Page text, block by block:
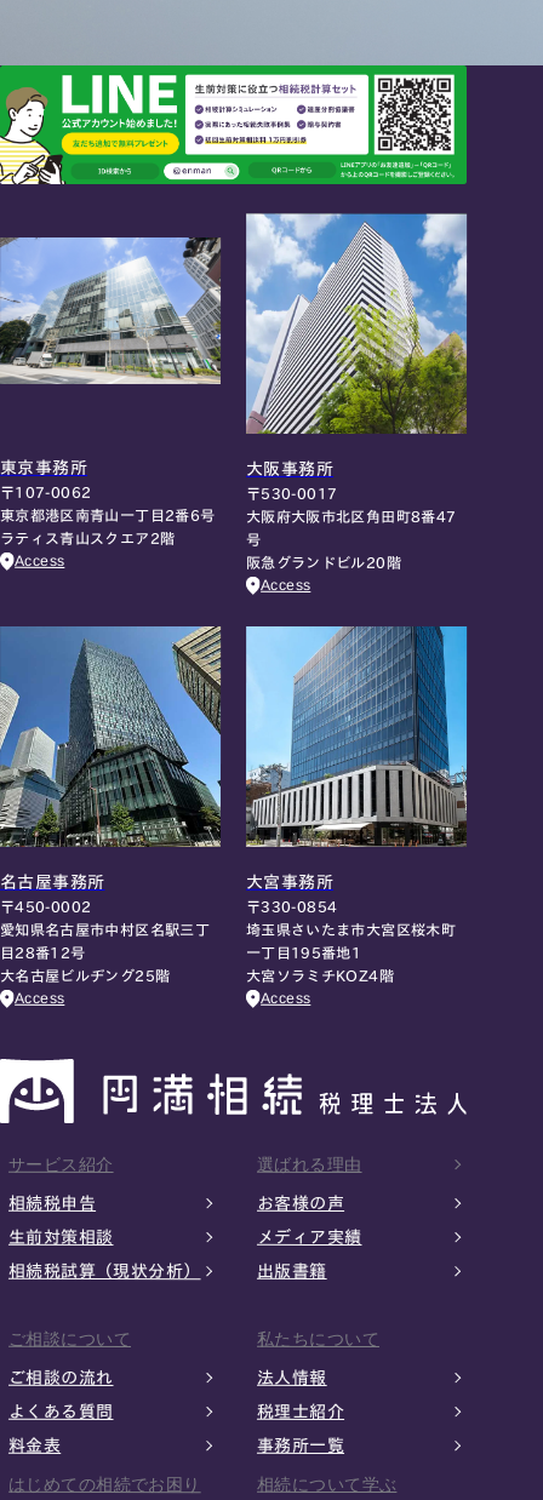
東京事務所
〒107-0062
東京都港区南青山一丁目2番6号
ラティス青山スクエア2階
Access
大阪事務所
〒530-0017
大阪府大阪市北区角田町8番47
号
阪急グランドビル20階
Access
名古屋事務所
〒450-0002
愛知県名古屋市中村区名駅三丁
目28番12号
大名古屋ビルヂング25階
Access
大宮事務所
〒330-0854
埼玉県さいたま市大宮区桜木町
一丁目195番地1
大宮ソラミチKOZ4階
Access
サービス紹介
相続税申告
生前対策相談
相続税試算（現状分析）
選ばれる理由
お客様の声
メディア実績
出版書籍
ご相談について
ご相談の流れ
よくある質問
料金表
私たちについて
法人情報
税理士紹介
事務所一覧
はじめての相続でお困り 相続について学ぶ